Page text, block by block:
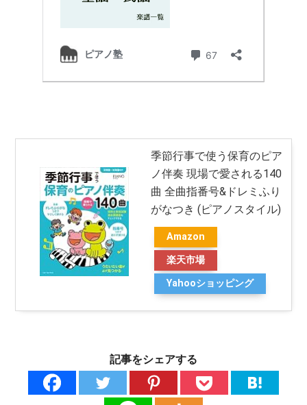
季節行事で使う保育のピア
ノ伴奏 現場で愛される140
曲 全曲指番号&ドレミふり
がなつき (ピアノスタイル)
Amazon
楽天市場
Yahooショッピング
記事をシェアする